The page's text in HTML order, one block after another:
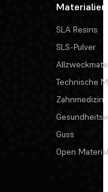
Materialien
SLA Resins
SLS-Pulver
Technische
Zahnmedizin
Guss
Open